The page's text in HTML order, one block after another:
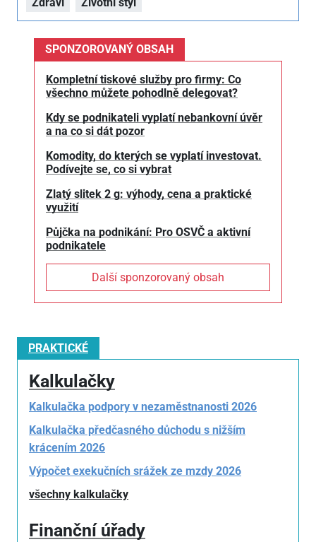
SPONZOROVANÝ OBSAH
Kompletní tiskové služby pro firmy: Co
všechno můžete pohodlně delegovat?
Kdy se podnikateli vyplatí nebankovní úvěr
a na co si dát pozor
Komodity, do kterých se vyplatí investovat.
Podívejte se, co si vybrat
Zlatý slitek 2 g: výhody, cena a praktické
využití
Půjčka na podnikání: Pro OSVČ a aktivní
podnikatele
Další sponzorovaný obsah
PRAKTICKÉ
Kalkulačky
Kalkulačka podpory v nezaměstnanosti 2026
Kalkulačka předčasného důchodu s nižším
krácením 2026
Výpočet exekučních srážek ze mzdy 2026
všechny kalkulačky
Finanční úřady